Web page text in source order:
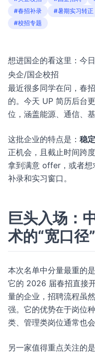
#春招补录
#暑期实习转正
#校招专题
想进国企的看这里：今
央企/国企校招
最近很多同学在问，春
的。今天 UP 简历后台
位，涵盖能源、通信、
这批企业的特点是： 稳
正机会，且截止时间跨
拿到满意 offer，或者想
补录和实习窗口。
巨头入场：
术的“宽口径
本次名单中分量最重的是
它的 2026 届春招直接
量的企业，招聘流程虽
强。它的优势在于岗位
类、管理类岗位通常也会
另一家值得重点关注的是